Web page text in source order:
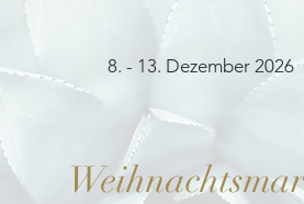
8. - 13. Dezember 2026